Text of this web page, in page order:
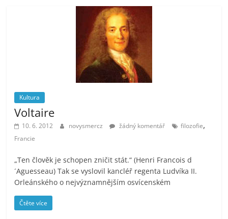
Kultura
Voltaire
10. 6. 2012 novysmercz žádný komentář filozofie,
Francie
„Ten člověk je schopen zničit stát.“ (Henri Francois d
´Aguesseau) Tak se vyslovil kancléř regenta Ludvíka II.
Orleánského o nejvýznamnějším osvícenském
Čtěte více